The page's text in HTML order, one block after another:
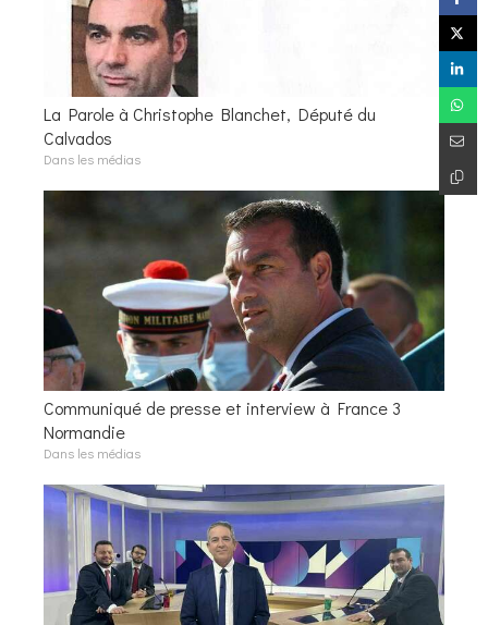
La Parole à Christophe Blanchet, Député du
Calvados
Dans les médias
Communiqué de presse et interview à France 3
Normandie
Dans les médias